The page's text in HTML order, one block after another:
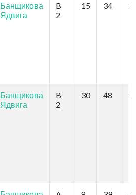
Банщикова
Ядвига
B
2
15 34
Банщикова
Ядвига
B
2
30 48